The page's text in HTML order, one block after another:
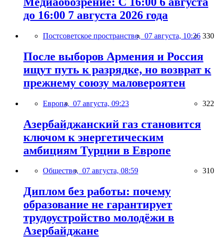
до 16:00 7 августа 2026 года
Постсоветское пространство, 07 августа, 10:26 330
После выборов Армения и Россия
ищут путь к разрядке, но возврат к
прежнему союзу маловероятен
Европа, 07 августа, 09:23 322
Азербайджанский газ становится
ключом к энергетическим
амбициям Турции в Европе
Общество, 07 августа, 08:59 310
Диплом без работы: почему
образование не гарантирует
трудоустройство молодёжи в
Азербайджане